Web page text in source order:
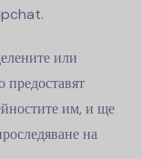
или
им, и ще
на